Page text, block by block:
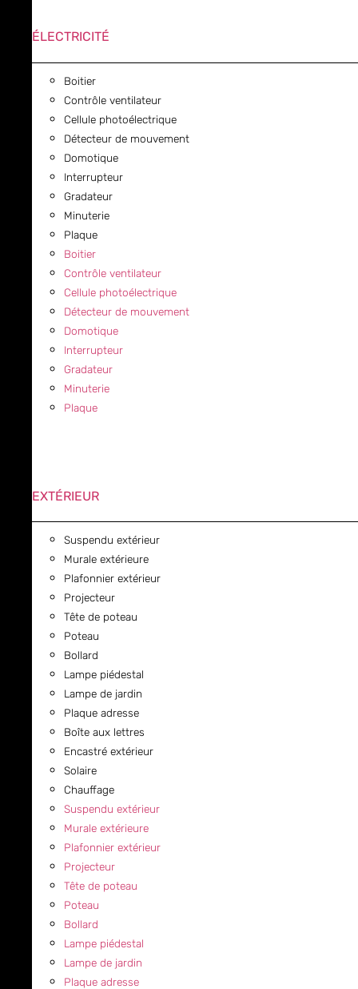
ÉLECTRICITÉ
Boitier
Contrôle ventilateur
Cellule photoélectrique
Détecteur de mouvement
Domotique
Interrupteur
Gradateur
Minuterie
Plaque
Boitier
Contrôle ventilateur
Cellule photoélectrique
Détecteur de mouvement
Domotique
Interrupteur
Gradateur
Minuterie
Plaque
EXTÉRIEUR
Suspendu extérieur
Murale extérieure
Plafonnier extérieur
Projecteur
Tête de poteau
Poteau
Bollard
Lampe piédestal
Lampe de jardin
Plaque adresse
Boîte aux lettres
Encastré extérieur
Solaire
Chauffage
Suspendu extérieur
Murale extérieure
Plafonnier extérieur
Projecteur
Tête de poteau
Poteau
Bollard
Lampe piédestal
Lampe de jardin
Plaque adresse